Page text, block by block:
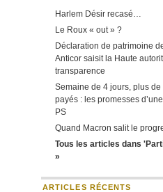
Harlem Désir recasé…
Le Roux « out » ?
Déclaration de patrimoine
Anticor saisit la Haute
transparence
Semaine de 4 jours, plus de
payés : les promesses
PS
Quand Macron salit le
Tous les articles dans
»
ARTICLES RÉCENTS